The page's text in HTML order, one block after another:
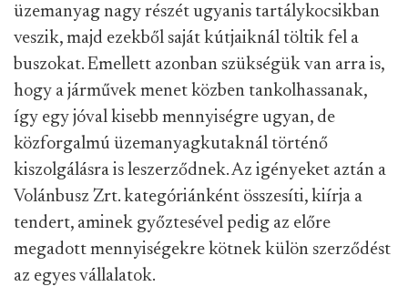
üzemanyag nagy részét ugyanis tartálykocsikban
veszik, majd ezekből saját kútjaiknál töltik fel a
buszokat. Emellett azonban szükségük van arra is,
hogy a járművek menet közben tankolhassanak,
így egy jóval kisebb mennyiségre ugyan, de
közforgalmú üzemanyagkutaknál történő
kiszolgálásra is leszerződnek. Az igényeket aztán a
Volánbusz Zrt. kategóriánként összesíti, kiírja a
tendert, aminek győztesével pedig az előre
megadott mennyiségekre kötnek külön szerződést
az egyes vállalatok.